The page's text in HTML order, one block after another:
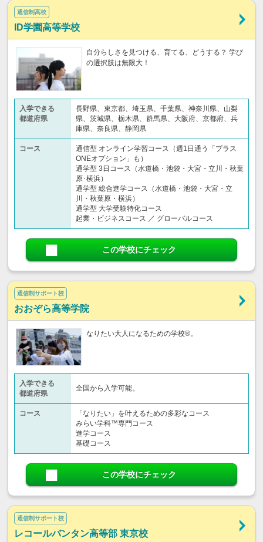
通信制高校
ID学園高等学校
自分らしさを見つける、育てる、どうする？ 学び
の選択肢は無限大！
入学できる
都道府県
長野県、東京都、埼玉県、千葉県、神奈川県、山梨
県、茨城県、栃木県、群馬県、大阪府、京都府、兵
庫県、奈良県、静岡県
コース
通信型 オンライン学習コース（週1日通う「プラス
ONEオプション」も）
通学型 3日コース（水道橋・池袋・大宮・立川・秋葉
原･横浜）
通学型 総合進学コース（水道橋・池袋・大宮・立
川・秋葉原・横浜）
通学型 大学受験特化コース
起業・ビジネスコース ／ グローバルコース
この学校にチェック
通信制サポート校
おおぞら高等学院
なりたい大人になるための学校®。
入学できる
都道府県
全国から入学可能。
コース
「なりたい」を叶えるための多彩なコース
みらい学科™専門コース
進学コース
基礎コース
この学校にチェック
通信制サポート校
レコールバンタン高等部 東京校